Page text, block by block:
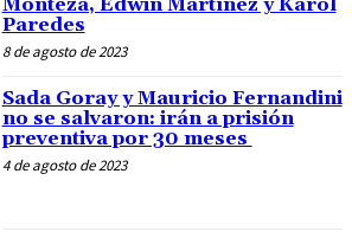
Paredes
8 de agosto de 2023
Sada Goray y Mauricio Fernandini
no se salvaron: irán a prisión
preventiva por 30 meses
4 de agosto de 2023